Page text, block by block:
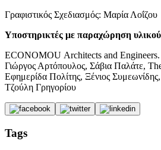
Γραφιστικός Σχεδιασμός: Μαρία Λοΐζου
Υποστηρικτές με παραχώρηση
ECONOMOU Architects and Engineers.
Γιώργος Αρτόπουλος, Σάβια Παλάτε,
Εφημερίδα Πολίτης, Ξένιος
Τζούλη Γρηγορίου
Tags